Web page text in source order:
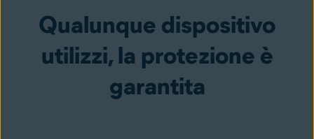
sottrarti informazioni come le password e altri dati
personali. Premium Security segnala i siti web non sicuri
prima di caricarli, per consentirti di navigare online senza
Qualunque dispositivo
utilizzi, la protezione è
garantita